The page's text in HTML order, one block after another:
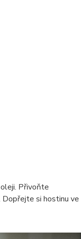
Přivoňte
Dopřejte si hostinu ve